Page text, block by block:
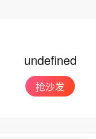
undefined
抢沙发